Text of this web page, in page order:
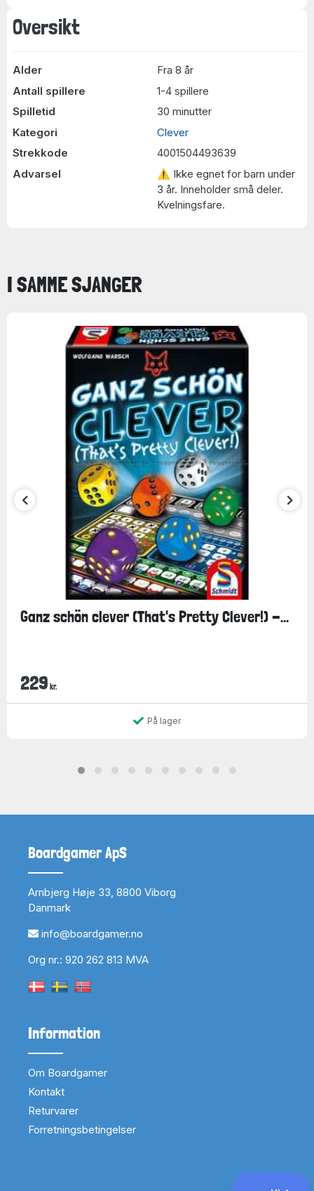
Oversikt
Alder
Fra 8 år
Antall spillere
1-4 spillere
Spilletid
30 minutter
Kategori
Clever
Strekkode
4001504493639
Advarsel
⚠ Ikke egnet for barn under
3 år. Inneholder små deler.
Kvelningsfare.
I SAMME SJANGER
Ganz schön clever (That's Pretty Clever!) -...
229 kr.
På lager
Boardgamer ApS
Arnbjerg Høje 33, 8800 Viborg
Danmark
info@boardgamer.no
Org nr.: 920 262 813 MVA
Information
Om Boardgamer
Kontakt
Returvarer
Forretningsbetingelser